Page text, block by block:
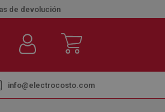
de devolución
info@electrocosto.com